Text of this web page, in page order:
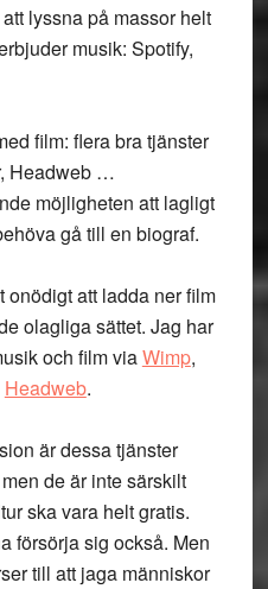
lyssna på massor helt
musik: Spotify,
film: flera bra tjänster
Headweb …
möjligheten att lagligt
gå till en biograf.
onödigt att ladda ner film
olagliga sättet. Jag har
och film viaWimp,
Headweb.
är dessa tjänster
de är inte särskilt
ska vara helt gratis.
försörja sig också. Men
till att jaga människor